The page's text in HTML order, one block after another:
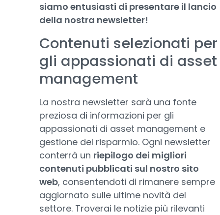
siamo entusiasti di presentare il lancio
della nostra newsletter!
Contenuti selezionati per
gli appassionati di asset
management
La nostra newsletter sarà una fonte
preziosa di informazioni per gli
appassionati di asset management e
gestione del risparmio. Ogni newsletter
conterrà un riepilogo dei migliori
contenuti pubblicati sul nostro sito
web, consentendoti di rimanere sempre
aggiornato sulle ultime novità del
settore. Troverai le notizie più rilevanti